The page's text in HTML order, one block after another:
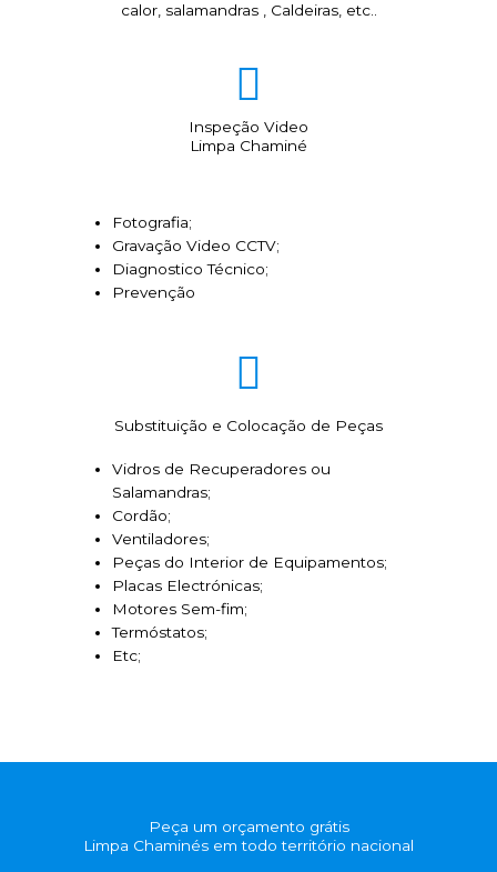
calor, salamandras , Caldeiras, etc..
Inspeção Video
Limpa Chaminé
Fotografia;
Gravação Video CCTV;
Diagnostico Técnico;
Prevenção
Substituição e Colocação de Peças
Vidros de Recuperadores ou
Salamandras;
Cordão;
Ventiladores;
Peças do Interior de Equipamentos;
Placas Electrónicas;
Motores Sem-fim;
Termóstatos;
Etc;
Peça um orçamento grátis
Limpa Chaminés em todo território nacional